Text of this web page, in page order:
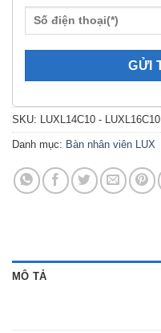
SKU: LUXL14C10 - LUXL16C10
Danh mục: Bàn nhân viên LUX
MÔ TẢ